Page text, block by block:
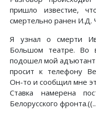
пришло известие,
смертельно ранен И.Д.
Я узнал о смерти
Большом театре. Во
подошел мой адъютант
просит к телефону
Он-то и сообщил мне
Ставка намерена
Белорусского